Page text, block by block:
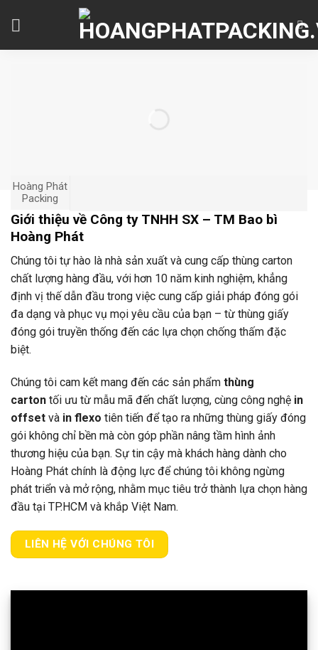
Hoàng Phát
Packing
Giới thiệu về Công ty TNHH SX – TM Bao bì
Hoàng Phát
Chúng tôi tự hào là nhà sản xuất và cung cấp thùng carton
chất lượng hàng đầu, với hơn 10 năm kinh nghiệm, khẳng
định vị thế dẫn đầu trong việc cung cấp giải pháp đóng gói
đa dạng và phục vụ mọi yêu cầu của bạn – từ thùng giấy
đóng gói truyền thống đến các lựa chọn chống thấm đặc
biệt.
Chúng tôi cam kết mang đến các sản phẩm thùng
carton tối ưu từ mẫu mã đến chất lượng, cùng công nghệ in
offset và in flexo tiên tiến để tạo ra những thùng giấy đóng
gói không chỉ bền mà còn góp phần nâng tầm hình ảnh
thương hiệu của bạn. Sự tin cậy mà khách hàng dành cho
Hoàng Phát chính là động lực để chúng tôi không ngừng
phát triển và mở rộng, nhằm mục tiêu trở thành lựa chọn hàng
đầu tại TP.HCM và khắp Việt Nam.
LIÊN HỆ VỚI CHÚNG TÔI